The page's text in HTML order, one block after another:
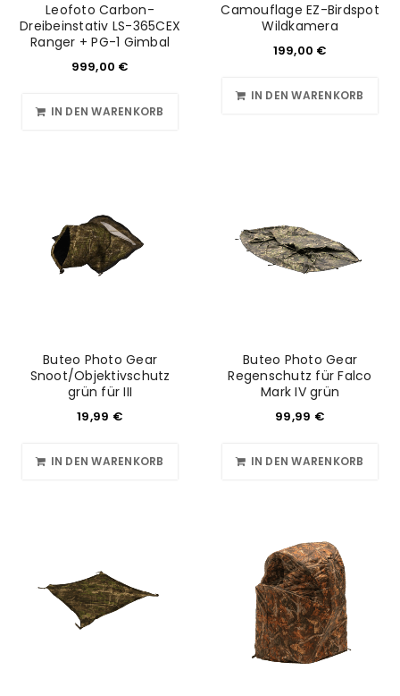
Leofoto Carbon-
Dreibeinstativ LS-365CEX
Ranger + PG-1 Gimbal
999,00 €
IN DEN WARENKORB
Camouflage EZ-Birdspot
Wildkamera
199,00 €
IN DEN WARENKORB
Buteo Photo Gear
Snoot/Objektivschutz
grün für III
19,99 €
IN DEN WARENKORB
Buteo Photo Gear
Regenschutz für Falco
Mark IV grün
99,99 €
IN DEN WARENKORB